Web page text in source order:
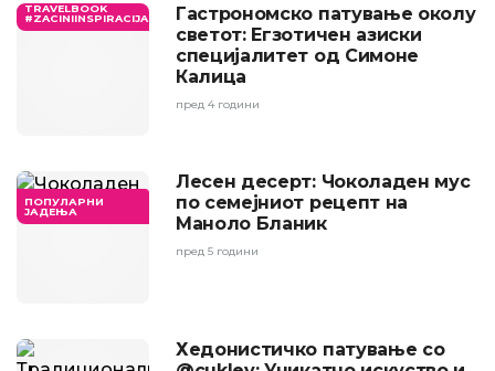
TRAVELBOOK
#ZACINIINSPIRACIJA
Гастрономско патување околу
светот: Егзотичен азиски
специјалитет од Симоне
Калица
пред 4 години
ПОПУЛАРНИ
ЈАДЕЊА
Лесен десерт: Чоколаден мус
по семејниот рецепт на
Маноло Бланик
пред 5 години
Хедонистичко патување со